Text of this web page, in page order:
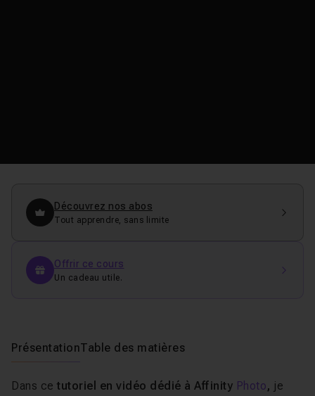
Découvrez nos abos
Tout apprendre, sans limite
Offrir ce cours
Un cadeau utile.
PrésentationTable des matières
Dans ce tutoriel en vidéo dédié à Affinity Photo, je